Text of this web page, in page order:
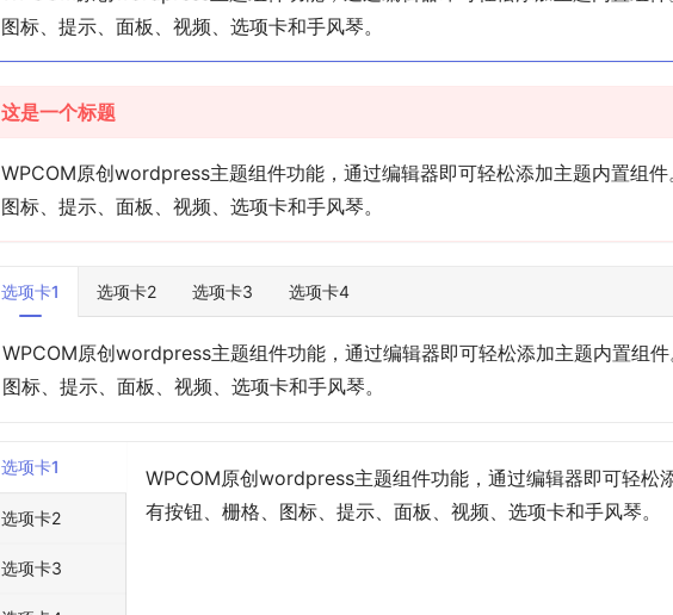
图标、提示、面板、视频、选项卡和手风琴。
这是一个标题
WPCOM原创wordpress主题组件功能，通过编辑器即可轻松添加主题内置组件
图标、提示、面板、视频、选项卡和手风琴。
选项卡1 选项卡2 选项卡3 选项卡4
WPCOM原创wordpress主题组件功能，通过编辑器即可轻松添加主题内置组件
图标、提示、面板、视频、选项卡和手风琴。
选项卡1
选项卡2
选项卡3
WPCOM原创wordpress主题组件功能，通过编辑器即可轻松
有按钮、栅格、图标、提示、面板、视频、选项卡和手风琴。